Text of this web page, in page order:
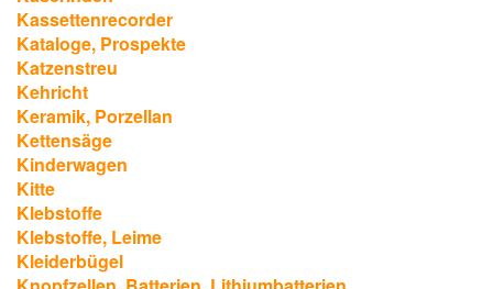
Kassettenrecorder
Kataloge, Prospekte
Katzenstreu
Kehricht
Keramik, Porzellan
Kettensäge
Kinderwagen
Kitte
Klebstoffe
Klebstoffe, Leime
Kleiderbügel